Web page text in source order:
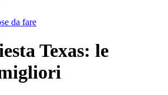
da fare
Texas: le